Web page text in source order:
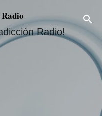
principal
Radio!